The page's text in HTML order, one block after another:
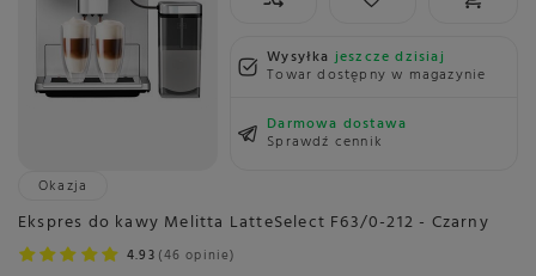
Wysyłkajeszcze dzisiaj
Towar dostępny w magazynie
Darmowa dostawa
Sprawdź cennik
Okazja
Ekspres do kawy Melitta LatteSelect F63/0-212 - Czarny
4.93 46 opinie